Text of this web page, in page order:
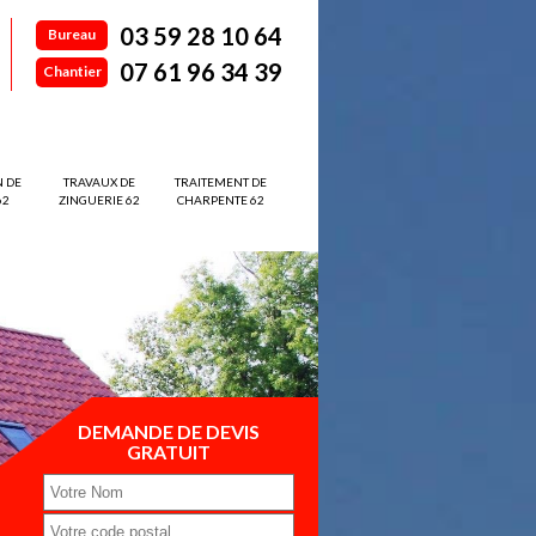
Bureau 03 59 28 10 64
Chantier 07 61 96 34 39
DE
TRAVAUX DE
ZINGUERIE 62
TRAITEMENT DE
CHARPENTE 62
DEMANDE DE DEVIS
GRATUIT